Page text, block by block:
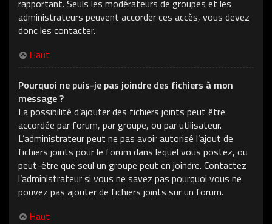
rapportant. Seuls les modérateurs de groupes et les
administrateurs peuvent accorder ces accès, vous devez
donc les contacter.
Haut
Pourquoi ne puis-je pas joindre des fichiers à mon
message ?
La possibilité d’ajouter des fichiers joints peut être
accordée par forum, par groupe, ou par utilisateur.
L’administrateur peut ne pas avoir autorisé l’ajout de
fichiers joints pour le forum dans lequel vous postez, ou
peut-être que seul un groupe peut en joindre. Contactez
l’administrateur si vous ne savez pas pourquoi vous ne
pouvez pas ajouter de fichiers joints sur un forum.
Haut